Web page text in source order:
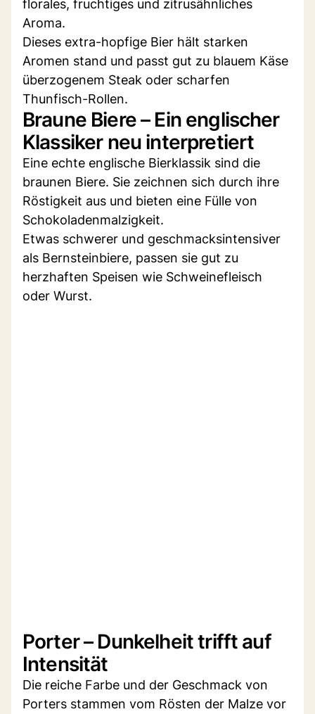
florales, fruchtiges und zitrusähnliches
Aroma.
Dieses extra-hopfige Bier hält starken
Aromen stand und passt gut zu blauem Käse
überzogenem Steak oder scharfen
Thunfisch-Rollen.
Braune Biere – Ein englischer
Klassiker neu interpretiert
Eine echte englische Bierklassik sind die
braunen Biere. Sie zeichnen sich durch ihre
Röstigkeit aus und bieten eine Fülle von
Schokoladenmalzigkeit.
Etwas schwerer und geschmacksintensiver
als Bernsteinbiere, passen sie gut zu
herzhaften Speisen wie Schweinefleisch
oder Wurst.
Porter – Dunkelheit trifft auf
Intensität
Die reiche Farbe und der Geschmack von
Porters stammen vom Rösten der Malze vor